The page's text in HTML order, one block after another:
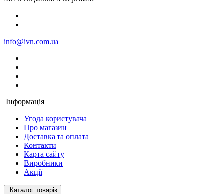
info@ivn.com.ua
Інформація
Угода користувача
Про магазин
Доставка та оплата
Контакти
Карта сайту
Виробники
Акції
Каталог товарів